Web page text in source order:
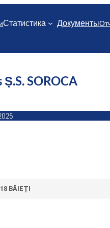
Статистика Документы
SOROCA
BĂIEȚI